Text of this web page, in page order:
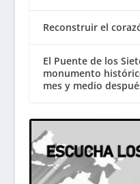
Reconstruir el
El Puente de los
monumento
mes y medio